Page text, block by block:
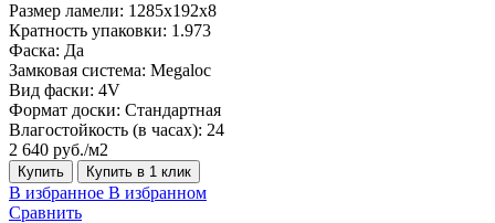
Размер ламели: 1285х192х8
Кратность упаковки: 1.973
Фаска: Да
Замковая система: Megaloc
Вид фаски: 4V
Формат доски: Стандартная
Влагостойкость (в часах): 24
2 640 руб./м2
Купить Купить в 1 клик
В избранное В избранном
Сравнить